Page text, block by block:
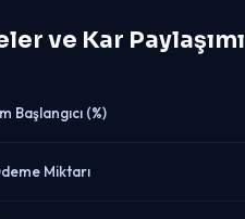
ve Kar Paylaşımı
Başlangıcı (%)
Miktarı